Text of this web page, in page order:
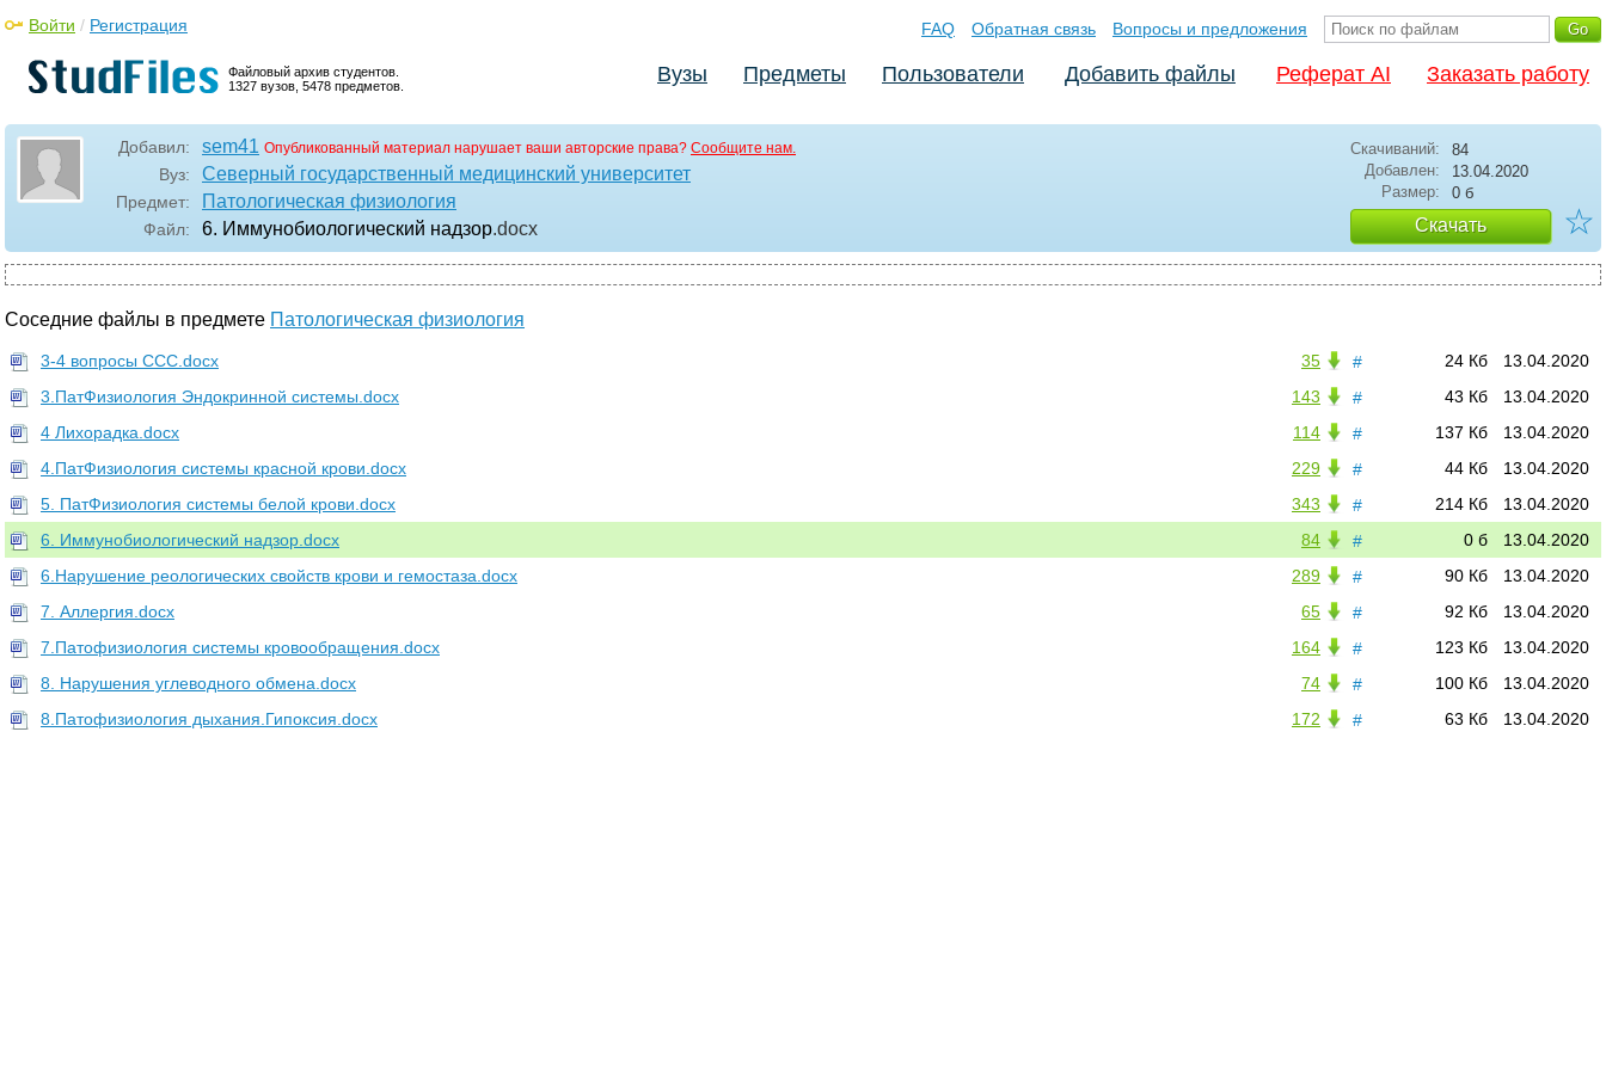
Файловый архив студентов.
1327 вузов, 5478 предметов.
Войти / Регистрация FAQ Обратная связь Вопросы и предложения
Вузы Предметы Пользователи Добавить файлы Реферат AI Заказать работу
Добавил: sem41 Опубликованный материал нарушает ваши авторские права? Сообщите нам.
Вуз: Северный государственный медицинский университет
Предмет: Патологическая физиология
Файл: 6. Иммунобиологический надзор.docx
Скачиваний:
84
Добавлен:
13.04.2020
Размер:
0 б
Скачать ☆
Соседние файлы в предмете Патологическая физиология
# 13.04.2020
24 Кб
35
3-4 вопросы ССС.docx
#
13.04.2020
43 Кб
143
3.ПатФизиология Эндокринной системы.docx
#
13.04.2020
137 Кб
114
4 Лихорадка.docx
#
13.04.2020
44 Кб
229
4.ПатФизиология системы красной крови.docx
#
13.04.2020
214 Кб
343
5. ПатФизиология системы белой крови.docx
#
13.04.2020
0 б
84
6. Иммунобиологический надзор.docx
#
13.04.2020
90 Кб
289
6.Нарушение реологических свойств крови и гемостаза.docx
#
13.04.2020
92 Кб
65
7. Аллергия.docx
#
13.04.2020
123 Кб
164
7.Патофизиология системы кровообращения.docx
#
13.04.2020
100 Кб
74
8. Нарушения углеводного обмена.docx
#
13.04.2020
63 Кб
172
8.Патофизиология дыхания.Гипоксия.docx